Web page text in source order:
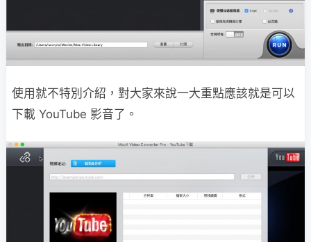
使用就不特別介紹，對大家來說一大重點應該就是可以
下載 YouTube 影音了。